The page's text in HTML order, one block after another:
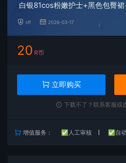
白银81cos粉嫩护士+黑色包臀
sff 2026-03-17
20 R币
立即购买
下载不了？联系客服或
增值服务： ✅人工审核 ✅自